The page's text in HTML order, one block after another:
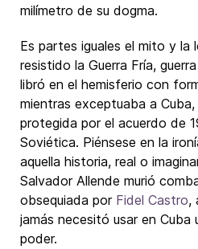
milímetro de su dogma.
Es partes iguales el mito y la
resistido la Guerra Fría,
libró en el hemisferio con
mientras exceptuaba a
protegida por el acuerdo de
Soviética. Piénsese en la
aquella historia, real o
Salvador Allende murió
obsequiada por Fidel Castro,
jamás necesitó usar en Cuba
poder.